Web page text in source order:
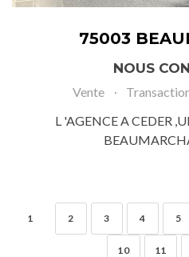
75003
NOUS
Vente
L 'AGENCE A CEDER
1 2 3 4 5
10 11